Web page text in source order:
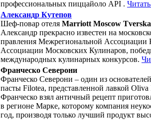
профессиональных пиццайоло API .
Александр Кутепов
Шеф-повар отеля Marriott Moscow
Александр прекрасно известен на
правления Межрегиональной Ассоциации
Ассоциации Московских Кулинаров,
международных кулинарных конкурсов.
Франческо Северони
Франческо Северони – один из
пасты Filotea, представленной лавкой
Франческо взял античный рецепт
в регионе Марке, которому компания
год, производя только лучший продукт